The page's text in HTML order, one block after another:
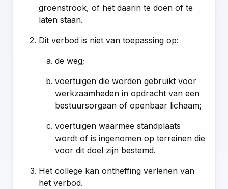
groenstrook, of het daarin te doen of te
laten staan.
Dit verbod is niet van toepassing op:
de weg;
voertuigen die worden gebruikt voor
werkzaamheden in opdracht van een
bestuursorgaan of openbaar lichaam;
voertuigen waarmee standplaats
wordt of is ingenomen op terreinen die
voor dit doel zijn bestemd.
Het college kan ontheffing verlenen van
het verbod.